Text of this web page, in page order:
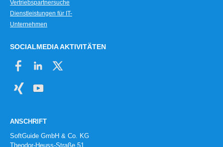
Vertriebspartnersuche
Dienstleistungen für IT-
Unternehmen
SOCIALMEDIA AKTIVITÄTEN
ANSCHRIFT
SoftGuide GmbH & Co. KG
Theodor-Heuss-Straße 51